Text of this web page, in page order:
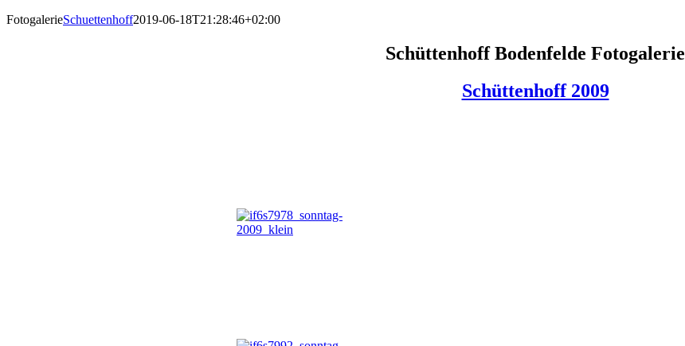
FotogalerieSchuettenhoff2019-06-18T21:28:46+02:00
Schüttenhoff Bodenfelde Fotogalerie
Schüttenhoff 2009